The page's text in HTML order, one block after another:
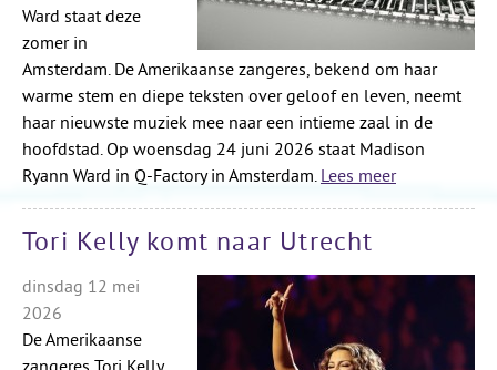
Ward staat deze
zomer in
Amsterdam. De Amerikaanse zangeres, bekend om haar
warme stem en diepe teksten over geloof en leven, neemt
haar nieuwste muziek mee naar een intieme zaal in de
hoofdstad. Op woensdag 24 juni 2026 staat Madison
Ryann Ward in Q-Factory in Amsterdam. Lees meer
Tori Kelly komt naar Utrecht
dinsdag 12 mei
2026
De Amerikaanse